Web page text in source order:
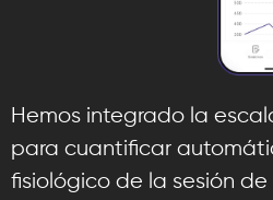
Hemos integrado la
para cuantificar
fisiológico de la sesión